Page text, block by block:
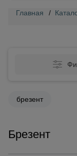
Главная /
брезент
Брезент